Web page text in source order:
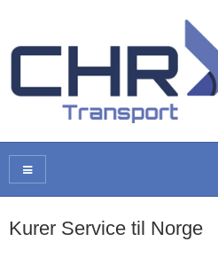
Kurer Service til Norge